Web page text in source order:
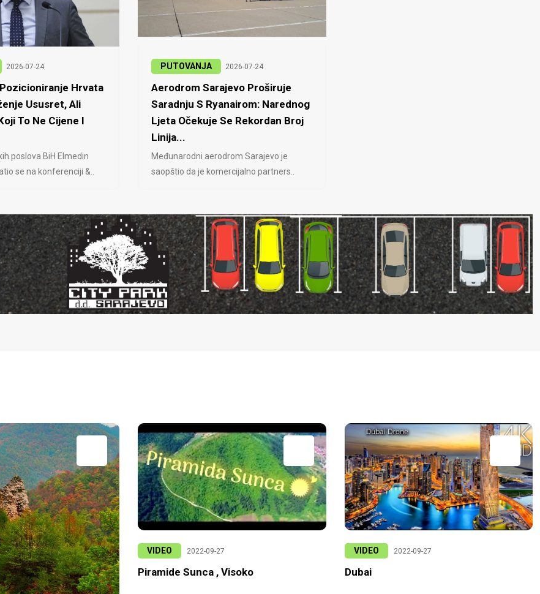
2026-07-24
Hrvata
Ususret, Ali
To Ne Cijene I
poslova BiH Elmedin
se na konferenciji &..
PUTOVANJA 2026-07-24
Aerodrom Sarajevo Proširuje
Saradnju S Ryanairom: Narednog
Ljeta Očekuje Se Rekordan Broj
Linija...
Međunarodni aerodrom Sarajevo je
saopštio da je komercijalno partners..
VIDEO 2022-09-27
Piramide Sunca , Visoko
VIDEO 2022-09-27
Dubai